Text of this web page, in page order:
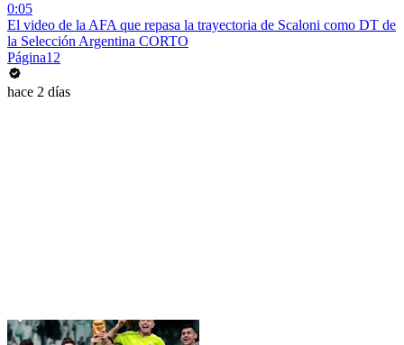
0:05
El video de la AFA que repasa la trayectoria de Scaloni como DT de
la Selección Argentina CORTO
Página12
hace 2 días